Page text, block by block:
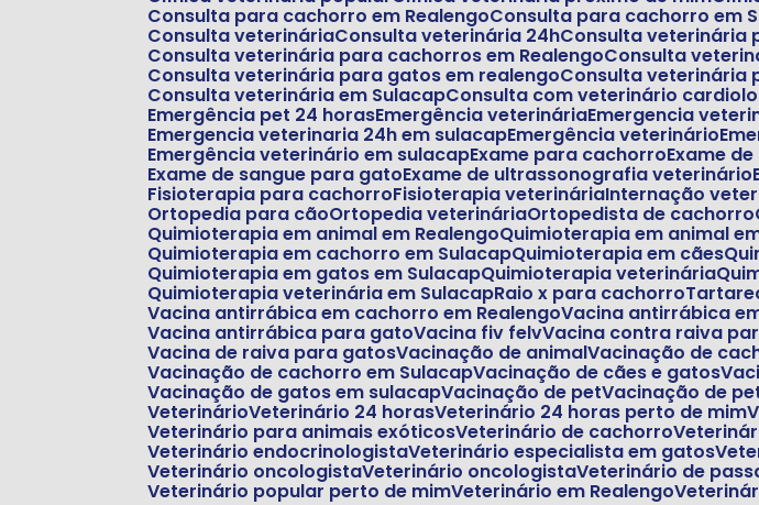
Consulta para cachorro em Realengo Consulta para cachorro em
Consulta veterinária Consulta veterinária 24h Consulta
Consulta veterinária para cachorros em Realengo Consulta
Consulta veterinária para gatos em realengo Consulta
Consulta veterinária em Sulacap Consulta com veterinário
Emergência pet 24 horas Emergência veterinária Emergencia
Emergencia veterinaria 24h em sulacap Emergência veterinário
Emergência veterinário em sulacap Exame para cachorro Exame
Exame de sangue para gato Exame de ultrassonografia veterinário
Fisioterapia para cachorro Fisioterapia veterinária Internação
Ortopedia para cão Ortopedia veterinária Ortopedista de cachorro
Quimioterapia em animal em Realengo Quimioterapia em animal
Quimioterapia em cachorro em Sulacap Quimioterapia em cães
Quimioterapia em gatos em Sulacap Quimioterapia veterinária
Quimioterapia veterinária em Sulacap Raio x para cachorro
Vacina antirrábica em cachorro em Realengo Vacina antirrábica
Vacina antirrábica para gato Vacina fiv felv Vacina contra raiva
Vacina de raiva para gatos Vacinação de animal Vacinação de
Vacinação de cachorro em Sulacap Vacinação de cães e gatos
Vacinação de gatos em sulacap Vacinação de pet Vacinação de
Veterinário Veterinário 24 horas Veterinário 24 horas perto de mim
Veterinário para animais exóticos Veterinário de cachorro
Veterinário endocrinologista Veterinário especialista em gatos
Veterinário oncologista Veterinário oncologista Veterinário de
Veterinário popular perto de mim Veterinário em Realengo